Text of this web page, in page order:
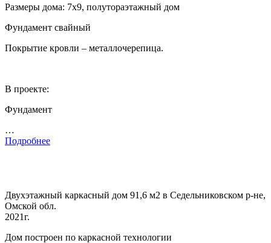
Размеры дома: 7х9, полутораэтажный дом
Фундамент свайный
Покрытие кровли – металлочерепица.
В проекте:
Фундамент
…
Подробнее
Двухэтажный каркасный дом 91,6 м2 в Седельниковском р-не,
Омской обл.
2021г.
Дом построен по каркасной технологии